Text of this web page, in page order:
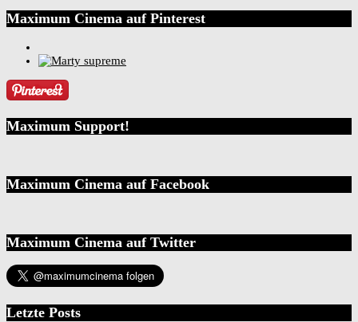
Maximum Cinema auf Pinterest
Maximum Support!
Maximum Cinema auf Facebook
Maximum Cinema auf Twitter
Letzte Posts